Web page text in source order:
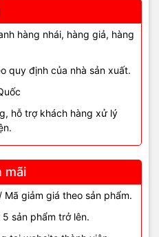
hàng nhái, hàng giả, hàng
quy định của nhà sản xuất.
hỗ trợ khách hàng xử lý
mãi
giảm giá theo sản phẩm.
sản phẩm trở lên.
thiết bị đo chuẩn để tránh hỏng
xác, bảo vệ dữ liệu khách
bảo hành rõ ràng.
tại trung tâm Phú Quốc.
quả – Nhanh lấy liền.
hệ